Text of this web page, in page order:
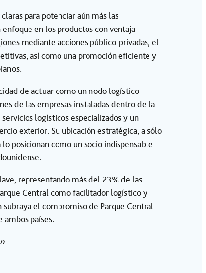
para potenciar aún más las
en los productos con ventaja
mediante acciones público-privadas, el
así como una promoción eficiente y
de actuar como un nodo logístico
de las empresas instaladas dentro de la
logísticos especializados y un
exterior. Su ubicación estratégica, a sólo
posicionan como un socio indispensable
representando más del 23% de las
Central como facilitador logístico y
el compromiso de Parque Central
países.